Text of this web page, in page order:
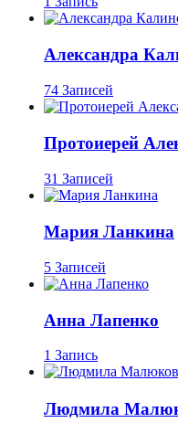
Александра
74 Записей
Протоиерей
31 Записей
Мария Ланкина
5 Записей
Анна Лапенко
1 Запись
Людмила